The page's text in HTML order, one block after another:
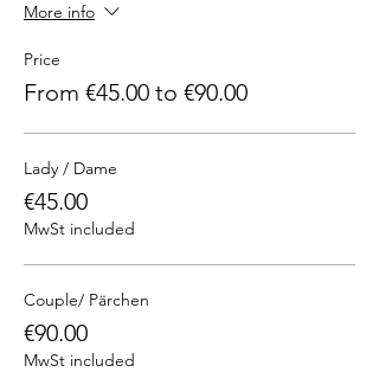
More info
Price
From €45.00 to €90.00
Lady / Dame
€45.00
MwSt included
Couple/ Pärchen
€90.00
MwSt included